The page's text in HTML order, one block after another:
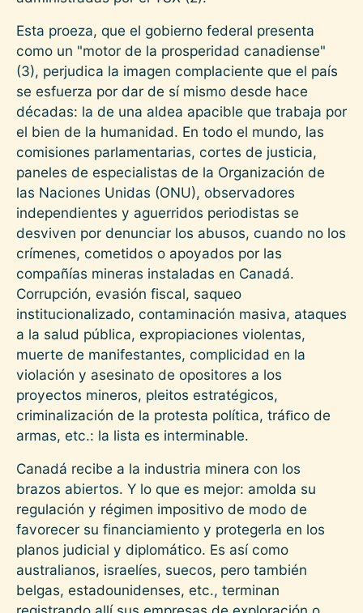
Esta proeza, que el gobierno federal presenta
como un "motor de la prosperidad canadiense"
(3), perjudica la imagen complaciente que el país
se esfuerza por dar de sí mismo desde hace
décadas: la de una aldea apacible que trabaja por
el bien de la humanidad. En todo el mundo, las
comisiones parlamentarias, cortes de justicia,
paneles de especialistas de la Organización de
las Naciones Unidas (ONU), observadores
independientes y aguerridos periodistas se
desviven por denunciar los abusos, cuando no los
crímenes, cometidos o apoyados por las
compañías mineras instaladas en Canadá.
Corrupción, evasión fiscal, saqueo
institucionalizado, contaminación masiva, ataques
a la salud pública, expropiaciones violentas,
muerte de manifestantes, complicidad en la
violación y asesinato de opositores a los
proyectos mineros, pleitos estratégicos,
criminalización de la protesta política, tráﬁco de
armas, etc.: la lista es interminable.
Canadá recibe a la industria minera con los
brazos abiertos. Y lo que es mejor: amolda su
regulación y régimen impositivo de modo de
favorecer su financiamiento y protegerla en los
planos judicial y diplomático. Es así como
australianos, israelíes, suecos, pero también
belgas, estadounidenses, etc., terminan